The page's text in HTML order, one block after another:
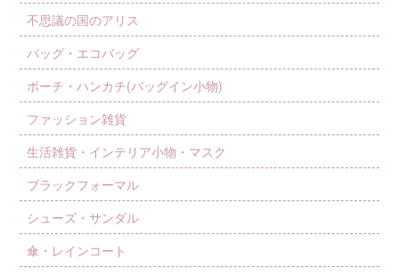
不思議の国のアリス
バッグ・エコバッグ
ポーチ・ハンカチ(バッグイン小物)
ファッション雑貨
生活雑貨・インテリア小物・マスク
ブラックフォーマル
シューズ・サンダル
傘・レインコート